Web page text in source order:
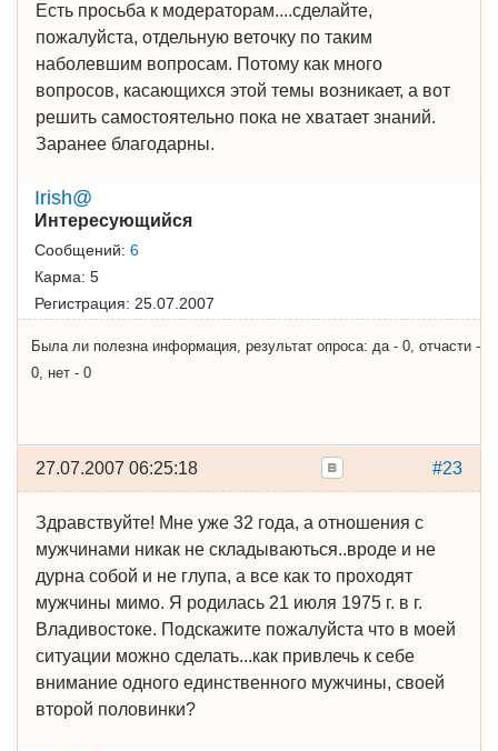
Есть просьба к модераторам....сделайте,
пожалуйста, отдельную веточку по таким
наболевшим вопросам. Потому как много
вопросов, касающихся этой темы возникает, а вот
решить самостоятельно пока не хватает знаний.
Заранее благодарны.
Irish@
Интересующийся
Сообщений: 6
Карма: 5
Регистрация: 25.07.2007
Была ли полезна информация, результат опроса: да - 0, отчасти -
0, нет - 0
#23
27.07.2007 06:25:18
Здравствуйте! Мне уже 32 года, а отношения с
мужчинами никак не складываються..вроде и не
дурна собой и не глупа, а все как то проходят
мужчины мимо. Я родилась 21 июля 1975 г. в г.
Владивостоке. Подскажите пожалуйста что в моей
ситуации можно сделать...как привлечь к себе
внимание одного единственного мужчины, своей
второй половинки?